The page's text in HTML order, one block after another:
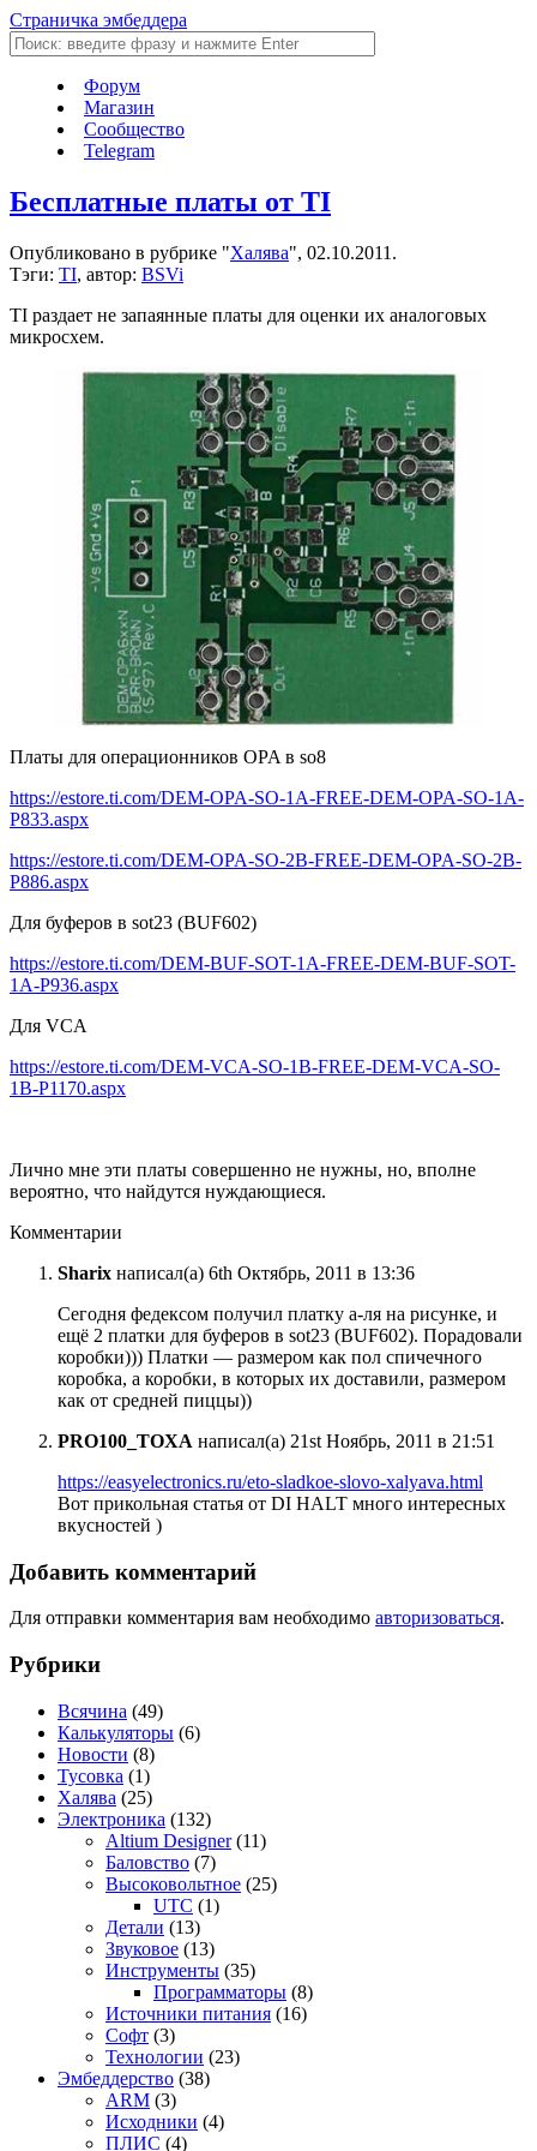
Страничка эмбеддера
Форум
Магазин
Сообщество
Telegram
Бесплатные платы от TI
Опубликовано в рубрике "Халява", 02.10.2011.
Тэги: TI, автор: BSVi
TI раздает не запаянные платы для оценки их аналоговых
микросхем.
Платы для операционников OPA в so8
https://estore.ti.com/DEM-OPA-SO-1A-FREE-DEM-OPA-SO-1A-
P833.aspx
https://estore.ti.com/DEM-OPA-SO-2B-FREE-DEM-OPA-SO-2B-
P886.aspx
Для буферов в sot23 (BUF602)
https://estore.ti.com/DEM-BUF-SOT-1A-FREE-DEM-BUF-SOT-
1A-P936.aspx
Для VCA
https://estore.ti.com/DEM-VCA-SO-1B-FREE-DEM-VCA-SO-
1B-P1170.aspx
Лично мне эти платы совершенно не нужны, но, вполне
вероятно, что найдутся нуждающиеся.
Комментарии
Sharix написал(а) 6th Октябрь, 2011 в 13:36
Сегодня федексом получил платку а-ля на рисунке, и
ещё 2 платки для буферов в sot23 (BUF602). Порадовали
коробки))) Платки — размером как пол спичечного
коробка, а коробки, в которых их доставили, размером
как от средней пиццы))
PRO100_TOXA написал(а) 21st Ноябрь, 2011 в 21:51
https://easyelectronics.ru/eto-sladkoe-slovo-xalyava.html
Вот прикольная статья от DI HALT много интересных
вкусностей )
Добавить комментарий
Для отправки комментария вам необходимо авторизоваться.
Рубрики
Всячина (49)
Калькуляторы (6)
Новости (8)
Тусовка (1)
Халява (25)
Электроника (132)
Altium Designer(11)
Баловство (7)
Высоковольтное (25)
UTC (1)
Детали (13)
Звуковое (13)
Инструменты (35)
Программаторы (8)
Источники питания (16)
Софт (3)
Технологии (23)
Эмбеддерство (38)
ARM (3)
Исходники (4)
ПЛИС (4)